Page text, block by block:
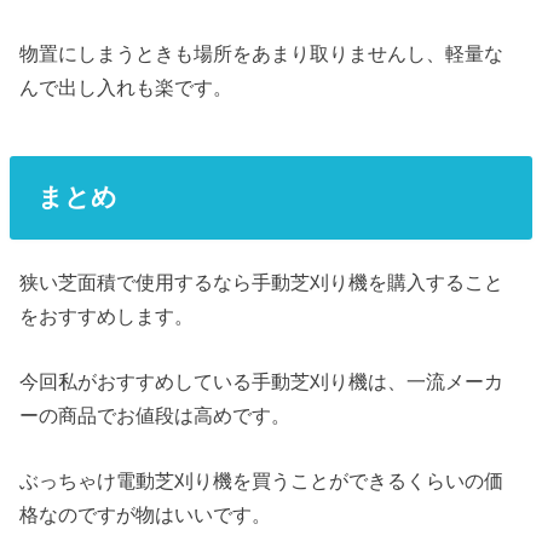
物置にしまうときも場所をあまり取りませんし、軽量な
んで出し入れも楽です。
まとめ
狭い芝面積で使用するなら手動芝刈り機を購入すること
をおすすめします。
今回私がおすすめしている手動芝刈り機は、一流メーカ
ーの商品でお値段は高めです。
ぶっちゃけ電動芝刈り機を買うことができるくらいの価
格なのですが物はいいです。